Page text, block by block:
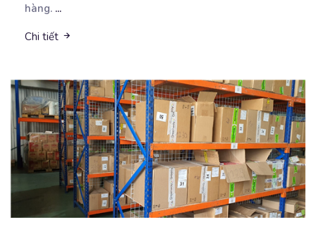
hàng. ...
Chi tiết